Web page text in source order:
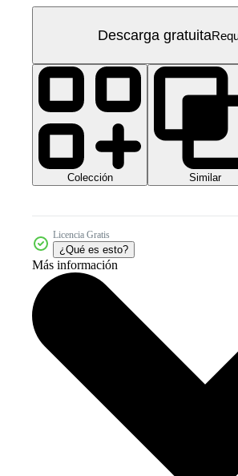
Descarga gratuita
Colección Similar
Licencia Gratis
¿Qué es esto?
Más información